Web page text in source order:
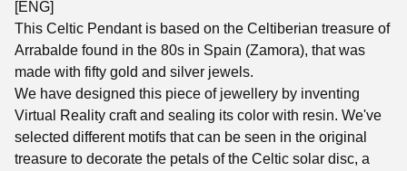
[ENG]
This Celtic Pendant is based on the Celtiberian treasure of
Arrabalde found in the 80s in Spain (Zamora), that was
made with fifty gold and silver jewels.
We have designed this piece of jewellery by inventing
Virtual Reality craft and sealing its color with resin. We've
selected different motifs that can be seen in the original
treasure to decorate the petals of the Celtic solar disc, a